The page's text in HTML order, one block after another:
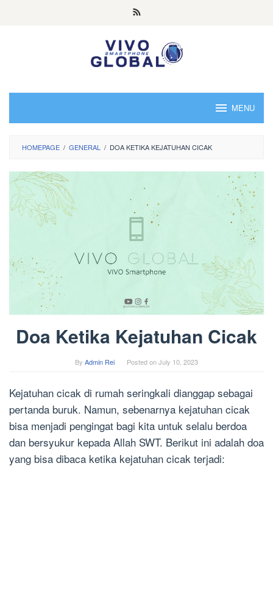
MENU
HOMEPAGE / GENERAL / DOA KETIKA KEJATUHAN CICAK
Doa Ketika Kejatuhan Cicak
By Admin Rei Posted onJuly 10, 2023
Kejatuhan cicak di rumah seringkali dianggap sebagai
pertanda buruk. Namun, sebenarnya kejatuhan cicak
bisa menjadi pengingat bagi kita untuk selalu berdoa
dan bersyukur kepada Allah SWT. Berikut ini adalah doa
yang bisa dibaca ketika kejatuhan cicak terjadi: